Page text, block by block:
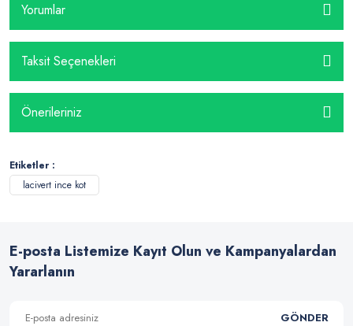
Yorumlar
Taksit Seçenekleri
Önerileriniz
Etiketler :
lacivert ince kot
E-posta Listemize Kayıt Olun ve Kampanyalardan
Yararlanın
GÖNDER